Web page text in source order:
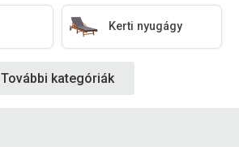
Kerti nyugágy
További kategóriák